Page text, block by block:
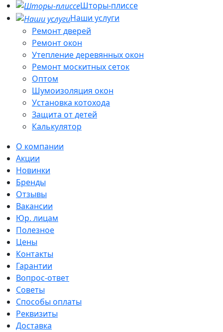
Шторы-плиссе
Наши услуги
Ремонт дверей
Ремонт окон
Утепление деревянных окон
Ремонт москитных сеток
Оптом
Шумоизоляция окон
Установка котохода
Защита от детей
Калькулятор
О компании
Акции
Новинки
Бренды
Отзывы
Вакансии
Юр. лицам
Полезное
Цены
Контакты
Гарантии
Вопрос-ответ
Советы
Способы оплаты
Реквизиты
Доставка